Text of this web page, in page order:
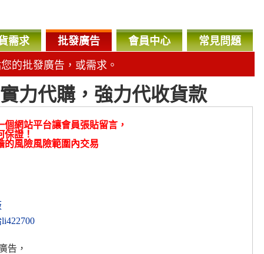
需求 批發廣告 會員中心 常見問題
的批發廣告，或需求。
力代購，強力代收貨款
網站平台讓會員張貼留言，
證！
的風險風險範圍內交易
告，